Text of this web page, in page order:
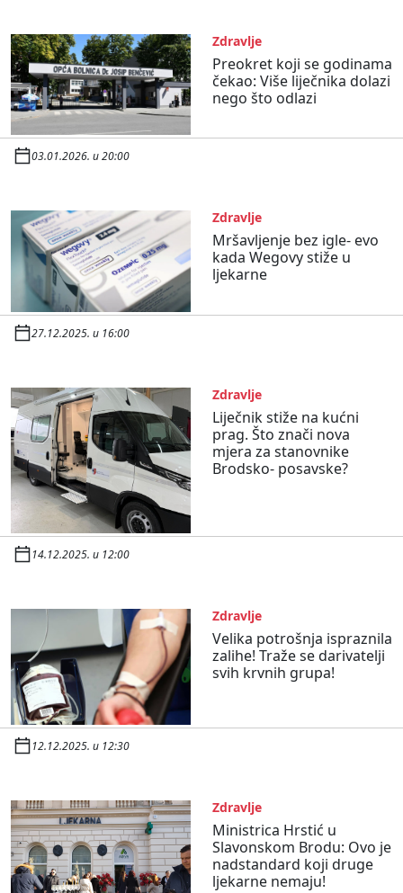
Zdravlje
Preokret koji se godinama
čekao: Više liječnika dolazi
nego što odlazi
03.01.2026. u 20:00
Zdravlje
Mršavljenje bez igle- evo
kada Wegovy stiže u
ljekarne
27.12.2025. u 16:00
Zdravlje
Liječnik stiže na kućni
prag. Što znači nova
mjera za stanovnike
Brodsko- posavske?
14.12.2025. u 12:00
Zdravlje
Velika potrošnja ispraznila
zalihe! Traže se darivatelji
svih krvnih grupa!
12.12.2025. u 12:30
Zdravlje
Ministrica Hrstić u
Slavonskom Brodu: Ovo je
nadstandard koji druge
ljekarne nemaju!